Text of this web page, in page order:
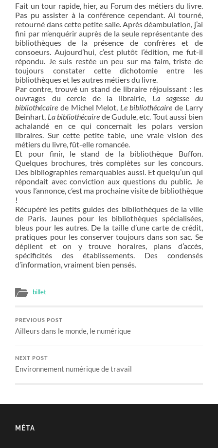
Fait un tour rapide, hier, au Forum des métiers du livre.
Pas pu assister à la conférence cependant. Ai tourné,
retourné dans cette petite salle. Après déambulation, j’ai
fini par m’enquérir auprès de la seule représentante des
bibliothèques de la présence de confrères et de
consoeurs. Aujourd’hui, c’est plutôt l’édition, me fut-il
répondu. Je suis restée un peu sur ma faim, triste de
toujours constater cette dichotomie entre les
bibliothèques et les autres métiers du livre.
Par contre, trouvé un stand de libraire réjouissant : les
ouvrages du cercle de la librairie, La sagesse du
bibliothécaire de Michel Melot, Le bibliothécaire de Larry
Beinhart, La bibliothécaire de Gudule, etc. Tout aussi bien
achalandé en ce qui concernait les polars version
libraires. Sur cette petite table, une vraie vision des
métiers du livre, fût-elle romancée.
Et pour finir, le stand de la bibliothèque Buffon.
Quelques brochures, très complètes sur les concours.
Des bibliographies remarquables aussi. Et quelqu’un qui
répondait avec conviction aux questions du public. Je
vous l’annonce, c’est ma prochaine visite de bibliothèque
!
Récupéré les petits guides des bibliothèques de la ville
de Paris. Jaunes pour les bibliothèques spécialisées,
bleus pour les autres. De la taille d’une carte de crédit,
pratiques pour les conserver toujours dans son sac. Se
déplient et on y trouve horaires, plans d’accès,
spécificités des établissements. Des condensés
d’information, vraiment bien pensés.
billet
PREVIOUS POST
Ailleurs dans le monde, le numérique
NEXT POST
Environnement numérique de travail
MÉTA